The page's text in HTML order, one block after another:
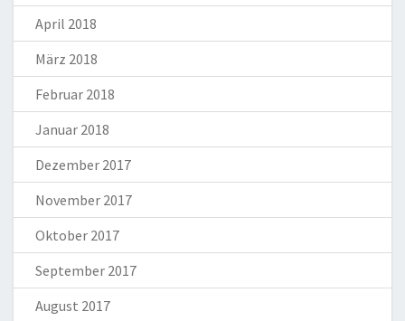
April 2018
März 2018
Februar 2018
Januar 2018
Dezember 2017
November 2017
Oktober 2017
September 2017
August 2017